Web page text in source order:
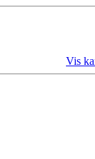
Vis